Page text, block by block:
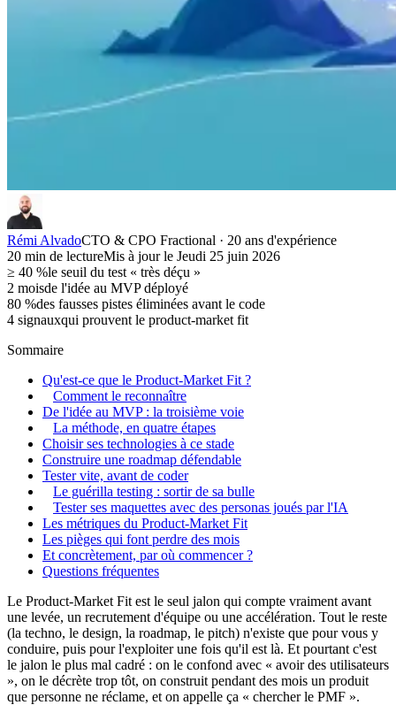
Rémi AlvadoCTO & CPO Fractional · 20 ans d'expérience
20 min de lectureMis à jour le Jeudi 25 juin 2026
≥ 40 %le seuil du test « très déçu »
2 moisde l'idée au MVP déployé
80 %des fausses pistes éliminées avant le code
4 signauxqui prouvent le product-market fit
Sommaire
Qu'est-ce que le Product-Market Fit ?
Comment le reconnaître
De l'idée au MVP : la troisième voie
La méthode, en quatre étapes
Choisir ses technologies à ce stade
Construire une roadmap défendable
Tester vite, avant de coder
Le guérilla testing : sortir de sa bulle
Tester ses maquettes avec des personas joués par l'IA
Les métriques du Product-Market Fit
Les pièges qui font perdre des mois
Et concrètement, par où commencer ?
Questions fréquentes
Le Product-Market Fit est le seul jalon qui compte vraiment avant
une levée, un recrutement d'équipe ou une accélération. Tout le reste
(la techno, le design, la roadmap, le pitch) n'existe que pour vous y
conduire, puis pour l'exploiter une fois qu'il est là. Et pourtant c'est
le jalon le plus mal cadré : on le confond avec « avoir des utilisateurs
», on le décrète trop tôt, on construit pendant des mois un produit
que personne ne réclame, et on appelle ça « chercher le PMF ».